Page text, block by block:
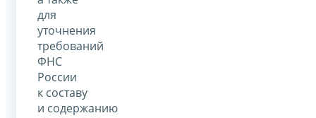
для
уточнения
требований
ФНС
России
к составу
и содержанию